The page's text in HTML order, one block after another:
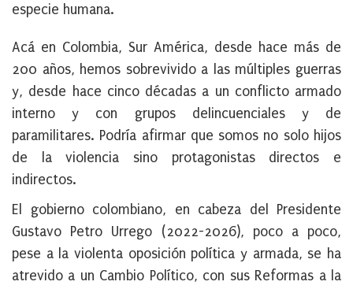
especie humana.
Acá en Colombia, Sur América, desde hace más de
200 años, hemos sobrevivido a las múltiples guerras
y, desde hace cinco décadas a un conflicto armado
interno y con grupos delincuenciales y de
paramilitares. Podría afirmar que somos no solo hijos
de la violencia sino protagonistas directos e
indirectos.
El gobierno colombiano, en cabeza del Presidente
Gustavo Petro Urrego (2022-2026), poco a poco,
pese a la violenta oposición política y armada, se ha
atrevido a un Cambio Político, con sus Reformas a la